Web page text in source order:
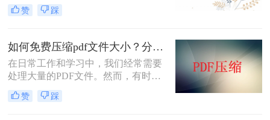
而，当PDF文件体积过大时，会给存
储和传输带来诸多不便。那么pdf怎么
种免费且实用的PDF压缩方法。
赞 踩
如何免费压缩pdf文件大小？分享二个实用压缩方法！
在日常工作和学习中，我们经常需要
处理大量的PDF文件。然而，有时候
PDF文件过大，不仅占用存储空间，
还会影响上传和分享的速度。为了解
赞 踩